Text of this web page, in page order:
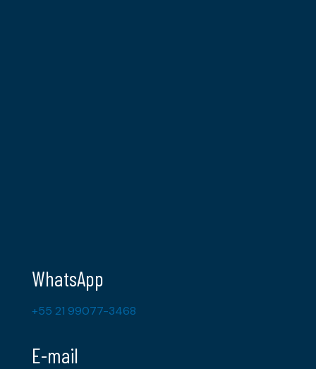
WhatsApp
+55 21 99077-3468
E-mail